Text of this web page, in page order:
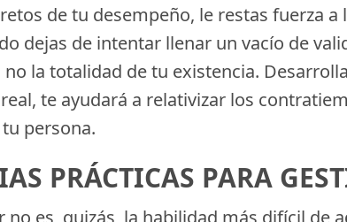
de tu desempeño, le restas fuerza
dejas de intentar llenar un vacío de
no la totalidad de tu existencia.
te ayudará a relativizar los
persona.
PRÁCTICAS PARA
no es, quizás, la habilidad más difícil